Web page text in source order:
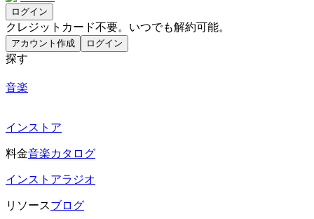
ログイン
クレジットカード不要。いつでも解約可能。
アカウント作成 ログイン
探す
音楽
インストア
料金音楽カタログ
インストアラジオ
リソースブログ